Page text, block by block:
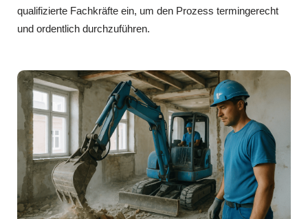
qualifizierte Fachkräfte ein, um den Prozess termingerecht
und ordentlich durchzuführen.